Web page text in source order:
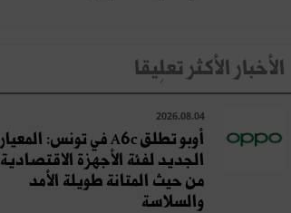
الأخبار الأكثر تعلِيقا
2026.08.04
أوبو تطلق A6c في تونس: المعيار
الجديد لفئة الأجهزة الاقتصادية
من حيث المتانة طويلة الأمد
والسلاسة